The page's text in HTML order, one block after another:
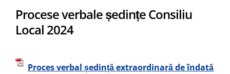
Procese verbale ședințe Consiliu
Local 2024
Proces verbal ședință extraordinară de îndată